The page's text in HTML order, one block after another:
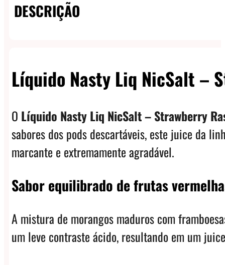
quantidade
DESCRIÇÃO
Líquido Nasty Liq NicSalt –
O Líquido Nasty Liq NicSalt – Strawberry
sabores dos pods descartáveis, este juice da
marcante e extremamente agradável.
Sabor equilibrado de frutas
A mistura de morangos maduros com
um leve contraste ácido, resultando em um